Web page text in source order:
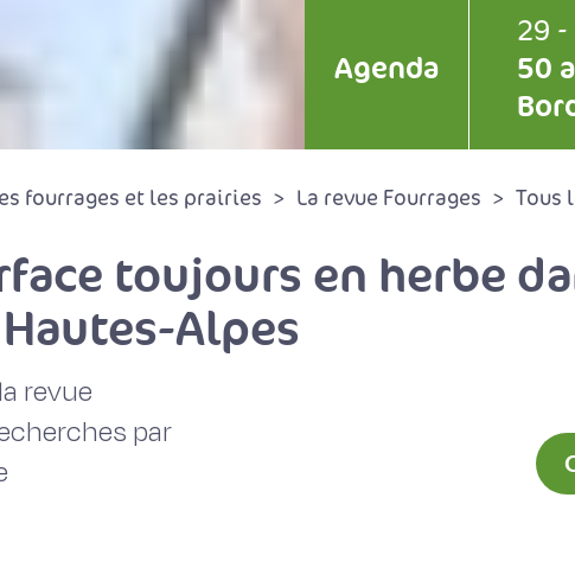
Agenda
29
50
fourrages et les prairies La revue Fourrages Tous
toujours en herbe
Alpes
revue
par